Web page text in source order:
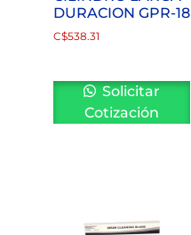
DURACION GPR-18
C$538.31
Solicitar
Cotización